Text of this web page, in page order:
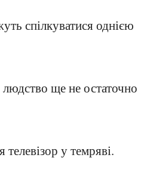
спілкуватися однією
людство ще не остаточно
у темряві.